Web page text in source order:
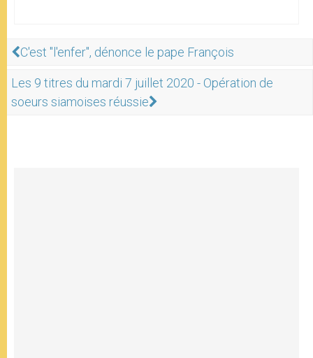
C'est "l'enfer", dénonce le pape François
Les 9 titres du mardi 7 juillet 2020 - Opération de
soeurs siamoises réussie